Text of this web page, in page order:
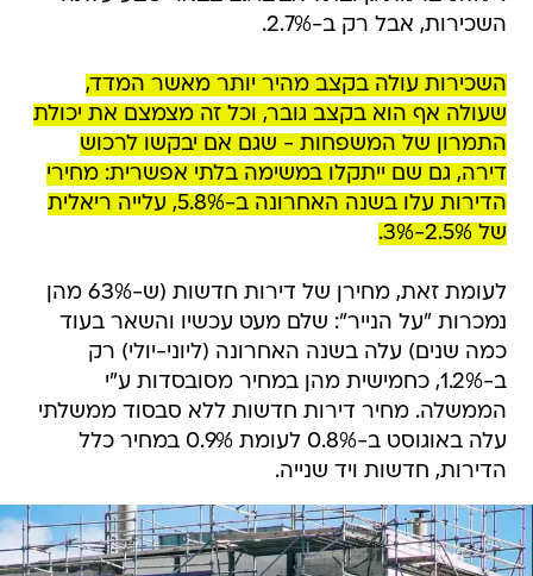
השכירות, אבל רק ב-2.7%.
השכירות עולה בקצב מהיר יותר מאשר המדד,
שעולה אף הוא בקצב גובר, וכל זה מצמצם את יכולת
התמרון של המשפחות - שגם אם יבקשו לרכוש
דירה, גם שם ייתקלו במשימה בלתי אפשרית: מחירי
הדירות עלו בשנה האחרונה ב-5.8%, עלייה ריאלית
של 2.5%-3%.
לעומת זאת, מחירן של דירות חדשות (ש-63% מהן
נמכרות "על הנייר": שלם מעט עכשיו והשאר בעוד
כמה שנים) עלה בשנה האחרונה (ליוני-יולי) רק
ב-1.2%, כחמישית מהן במחיר מסובסדות ע"י
הממשלה. מחיר דירות חדשות ללא סבסוד ממשלתי
עלה באוגוסט ב-0.8% לעומת 0.9% במחיר כלל
הדירות, חדשות ויד שנייה.